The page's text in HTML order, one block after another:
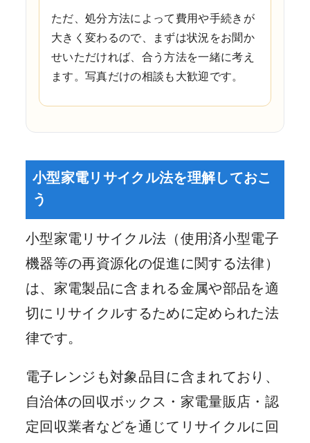
ただ、処分方法によって費用や手続きが
大きく変わるので、まずは状況をお聞か
せいただければ、合う方法を一緒に考え
ます。写真だけの相談も大歓迎です。
小型家電リサイクル法を理解しておこ
う
小型家電リサイクル法（使用済小型電子
機器等の再資源化の促進に関する法律）
は、家電製品に含まれる金属や部品を適
切にリサイクルするために定められた法
律です。
電子レンジも対象品目に含まれており、
自治体の回収ボックス・家電量販店・認
定回収業者などを通じてリサイクルに回